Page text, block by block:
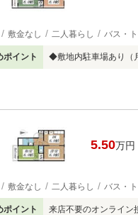
敷金なし 二人暮らし バス・
ポイント ◆敷地内駐車場あり（
5.50万円
敷金なし 二人暮らし バス・
ポイント 来店不要のオンライン